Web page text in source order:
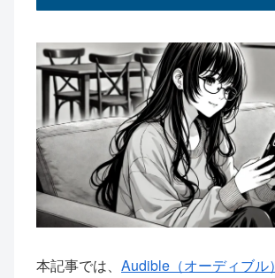
本記事では、 Audible（オーディブル）